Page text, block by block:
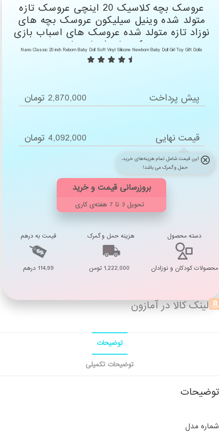
عروسک بچه کلاسیک 20 اینچی عروسک تازه
متولد شده وینیل سیلیکون عروسک بچه های
نوزاد تازه متولد شده عروسک های اسباب بازی
عروسک های اسباب بازی
Nano Classic 20 inch Reborn Baby Doll Soft Vinyl Silicone Newborn Baby Doll Girl Toy Gift Dolls
پیش پرداخت 2,870,000 تومان
قیمت نهایی
این قیمت شامل تمام هزینه‌های خرید،
حمل و گمرک می باشد!
4,092,000 تومان
تحویل 3 تا 7 هفته‌ی کاری
دسته محصول
محصولات کودکان و نوزادان
هزینه حمل و گمرک
1,222,000 تومن
قیمت به درهم
114.99 درهم
لینک کالا در آمازون
توضیحات
توضیحات تکمیلی
توضیحات
شماره مدل